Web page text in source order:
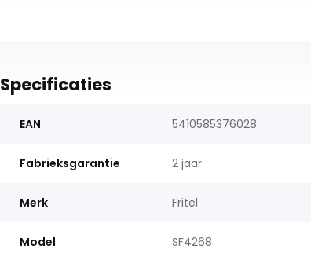
Specificaties
EAN 5410585376028
Fabrieksgarantie 2 jaar
Merk Fritel
Model SF4268